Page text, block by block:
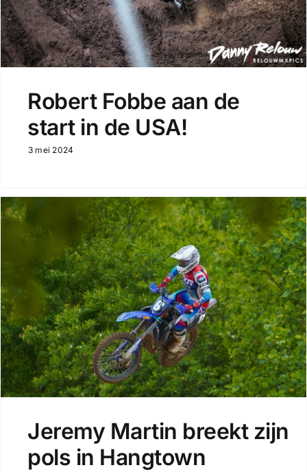
Robert Fobbe aan de
start in de USA!
3 mei 2024
Jeremy Martin breekt zijn
pols in Hangtown